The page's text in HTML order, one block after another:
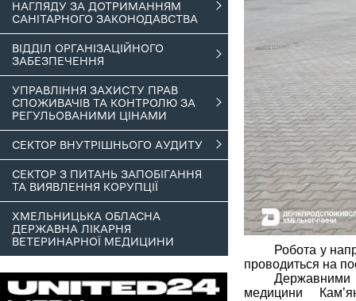
НАГЛЯДУ ЗА ДОТРИМАННЯМ
САНІТАРНОГО ЗАКОНОДАВСТВА
ВІДДІЛ ОРГАНІЗАЦІЙНОГО
ЗАБЕЗПЕЧЕННЯ
УПРАВЛІННЯ ЗАХИСТУ ПРАВ
СПОЖИВАЧІВ ТА КОНТРОЛЮ ЗА
РЕГУЛЬОВАНИМИ ЦІНАМИ
СЕКТОР ВНУТРІШНЬОГО АУДИТУ
СЕКТОР З ПИТАНЬ ЗАПОБІГАННЯ
ТА ВИЯВЛЕННЯ КОРУПЦІЇ
ХМЕЛЬНИЦЬКА ОБЛАСНА
ДЕРЖАВНА ЛІКАРНЯ
ВЕТЕРИНАРНОЇ МЕДИЦИНИ
Робота у
проводиться на
Державними
медицини